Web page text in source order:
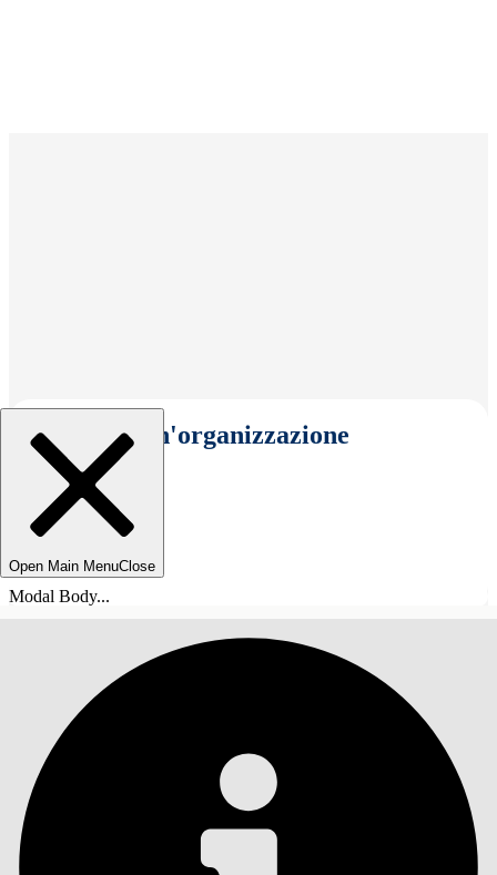
Seleziona un'organizzazione
Open Main MenuClose
Modal Body...
SOMMARIO